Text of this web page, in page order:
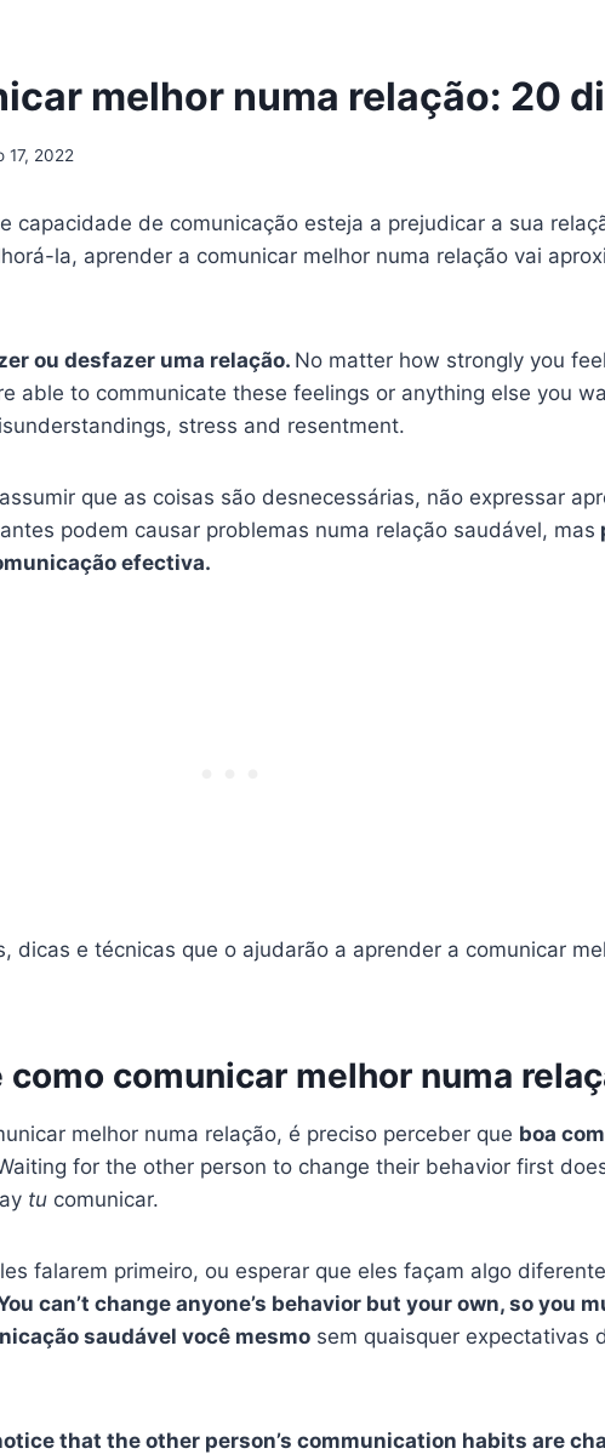
melhor numa relação: 20
17, 2022
capacidade de comunicação esteja a prejudicar a sua
la, aprender a comunicar melhor numa relação vai
ou desfazer uma relação. No matter how strongly you
able to communicate these feelings or anything else you
stress and resentment.
que as coisas são desnecessárias, não expressar
podem causar problemas numa relação saudável, mas
efectiva.
dicas e técnicas que o ajudarão a aprender a comunicar
comunicar melhor numa
melhor numa relação, é preciso perceber que boa
for the other person to change their behavior first
tu comunicar.
falarem primeiro, ou esperar que eles façam algo
can’t change anyone’s behavior but your own, so you
saudável você mesmo sem quaisquer expectativas
that the other person’s communication habits are